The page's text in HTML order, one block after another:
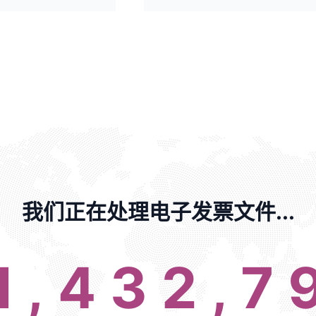
我们正在处理电子发票文件...